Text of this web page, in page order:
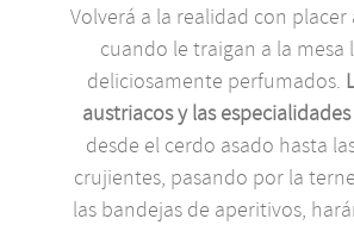
Volverá a la realidad con
cuando le traigan a la mesa
deliciosamente perfumados.
austriacos y las especialidades
desde el cerdo asado hasta
crujientes, pasando por la
las bandejas de aperitivos,